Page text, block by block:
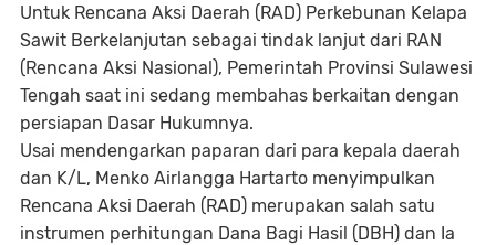
Untuk Rencana Aksi Daerah (RAD) Perkebunan Kelapa
Sawit Berkelanjutan sebagai tindak lanjut dari RAN
(Rencana Aksi Nasional), Pemerintah Provinsi Sulawesi
Tengah saat ini sedang membahas berkaitan dengan
persiapan Dasar Hukumnya.
Usai mendengarkan paparan dari para kepala daerah
dan K/L, Menko Airlangga Hartarto menyimpulkan
Rencana Aksi Daerah (RAD) merupakan salah satu
instrumen perhitungan Dana Bagi Hasil (DBH) dan Ia